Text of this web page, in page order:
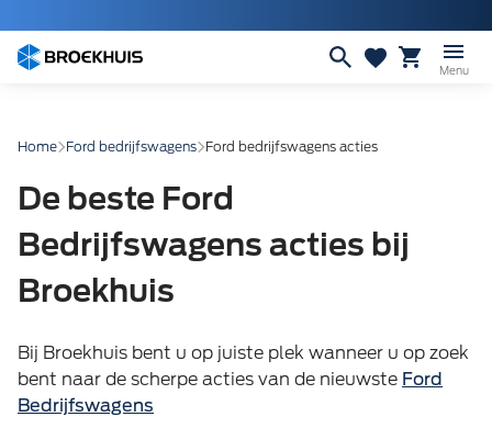
naar
gaan
Menu
Home Ford bedrijfswagens Ford bedrijfswagens acties
De beste Ford
Bedrijfswagens acties bij
Broekhuis
Bij Broekhuis bent u op juiste plek wanneer u op zoek
bent naar de scherpe acties van de nieuwste Ford
Bedrijfswagens